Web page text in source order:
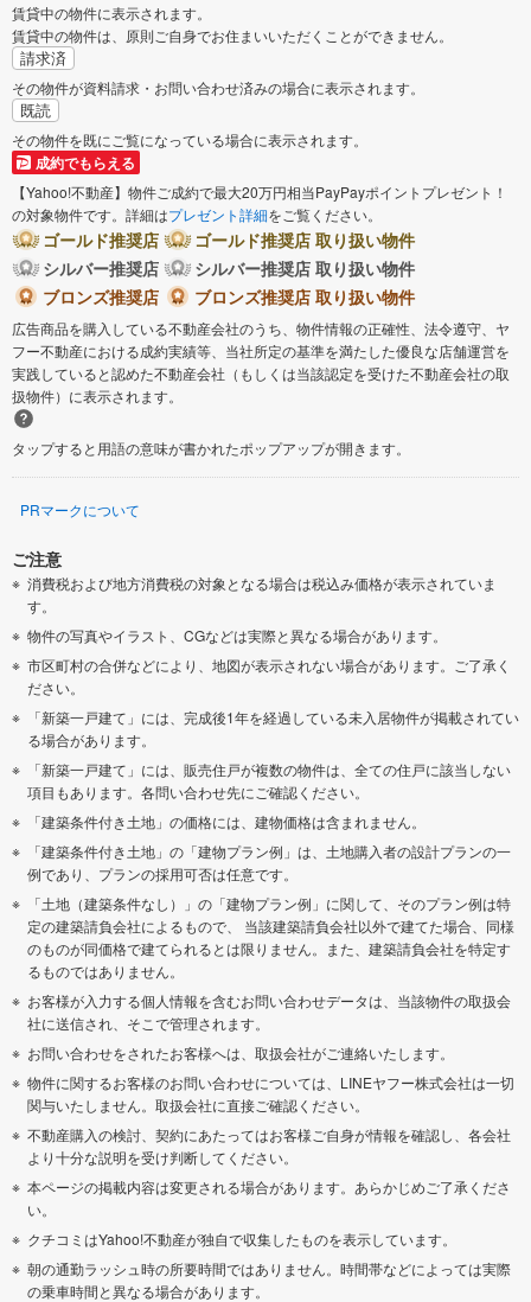
賃貸中の物件に表示されます。
賃貸中の物件は、原則ご自身でお住まいいただくことができません。
請求済
その物件が資料請求・お問い合わせ済みの場合に表示されます。
既読
その物件を既にご覧になっている場合に表示されます。
成約でもらえる
【Yahoo!不動産】物件ご成約で最大20万円相当PayPayポイントプレゼント！
の対象物件です。詳細はプレゼント詳細をご覧ください。
ゴールド推奨店
ゴールド推奨店 取り扱い物件
シルバー推奨店
シルバー推奨店 取り扱い物件
ブロンズ推奨店
ブロンズ推奨店 取り扱い物件
広告商品を購入している不動産会社のうち、物件情報の正確性、法令遵守、ヤ
フー不動産における成約実績等、当社所定の基準を満たした優良な店舗運営を
実践していると認めた不動産会社（もしくは当該認定を受けた不動産会社の取
扱物件）に表示されます。
タップすると用語の意味が書かれたポップアップが開きます。
PRマークについて
ご注意
消費税および地方消費税の対象となる場合は税込み価格が表示されていま
す。
物件の写真やイラスト、CGなどは実際と異なる場合があります。
市区町村の合併などにより、地図が表示されない場合があります。ご了承く
ださい。
「新築一戸建て」には、完成後1年を経過している未入居物件が掲載されてい
る場合があります。
「新築一戸建て」には、販売住戸が複数の物件は、全ての住戸に該当しない
項目もあります。各問い合わせ先にご確認ください。
「建築条件付き土地」の価格には、建物価格は含まれません。
「建築条件付き土地」の「建物プラン例」は、土地購入者の設計プランの一
例であり、プランの採用可否は任意です。
「土地（建築条件なし）」の「建物プラン例」に関して、そのプラン例は特
定の建築請負会社によるもので、 当該建築請負会社以外で建てた場合、同様
のものが同価格で建てられるとは限りません。また、建築請負会社を特定す
るものではありません。
お客様が入力する個人情報を含むお問い合わせデータは、当該物件の取扱会
社に送信され、そこで管理されます。
お問い合わせをされたお客様へは、取扱会社がご連絡いたします。
物件に関するお客様のお問い合わせについては、LINEヤフー株式会社は一切
関与いたしません。取扱会社に直接ご確認ください。
不動産購入の検討、契約にあたってはお客様ご自身が情報を確認し、各会社
より十分な説明を受け判断してください。
本ページの掲載内容は変更される場合があります。あらかじめご了承くださ
い。
クチコミはYahoo!不動産が独自で収集したものを表示しています。
朝の通勤ラッシュ時の所要時間ではありません。時間帯などによっては実際
の乗車時間と異なる場合があります。